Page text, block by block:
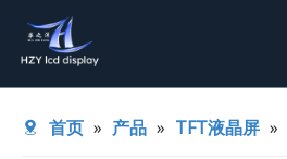
首页 » 产品 » TFT液晶屏 »